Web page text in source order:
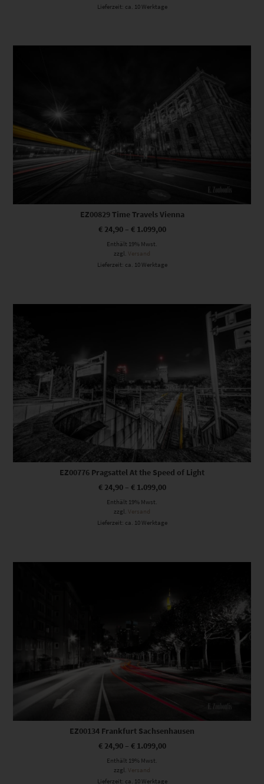
Lieferzeit: ca. 10 Werktage
Dieses Produkt weist mehrere Varianten auf. Die Optionen können auf der Produktseite gewählt werden
EZ00829 Time Travels Vienna
€24,90– €1.099,00
Enthält 19% Mwst.
zzgl. Versand
Lieferzeit: ca. 10 Werktage
Dieses Produkt weist mehrere Varianten auf. Die Optionen können auf der Produktseite gewählt werden
EZ00776 Pragsattel At the Speed of Light
€24,90– €1.099,00
Enthält 19% Mwst.
zzgl. Versand
Lieferzeit: ca. 10 Werktage
Dieses Produkt weist mehrere Varianten auf. Die Optionen können auf der Produktseite gewählt werden
EZ00134 Frankfurt Sachsenhausen
€24,90– €1.099,00
Enthält 19% Mwst.
zzgl.
Versand
Lieferzeit: ca. 10 Werktage